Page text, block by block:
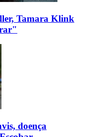
Tamara Klink
doença